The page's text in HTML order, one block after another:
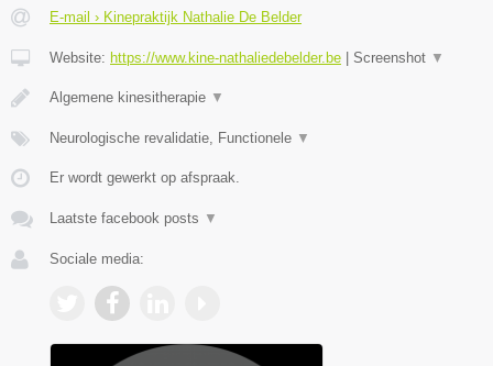
E-mail › Kinepraktijk Nathalie De Belder
Website: https://www.kine-nathaliedebelder.be Screenshot ▼
Algemene kinesitherapie ▼
Neurologische revalidatie, Functionele ▼
Er wordt gewerkt op afspraak.
Laatste facebook posts ▼
Sociale media: